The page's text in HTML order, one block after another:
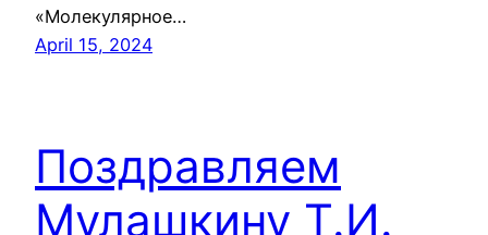
«Молекулярное…
April 15, 2024
Поздравляем
Мулашкину Т.И.